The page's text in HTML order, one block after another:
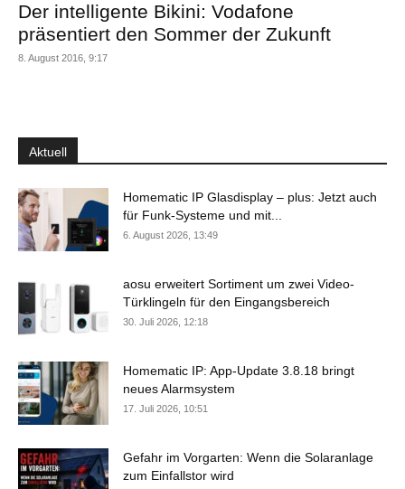
Der intelligente Bikini: Vodafone
präsentiert den Sommer der Zukunft
8. August 2016, 9:17
Aktuell
Homematic IP Glasdisplay – plus: Jetzt auch
für Funk-Systeme und mit...
6. August 2026, 13:49
aosu erweitert Sortiment um zwei Video-
Türklingeln für den Eingangsbereich
30. Juli 2026, 12:18
Homematic IP: App-Update 3.8.18 bringt
neues Alarmsystem
17. Juli 2026, 10:51
Gefahr im Vorgarten: Wenn die Solaranlage
zum Einfallstor wird